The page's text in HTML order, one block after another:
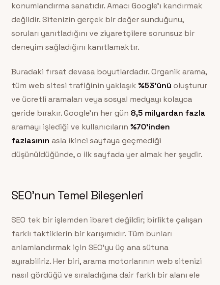
konumlandırma sanatıdır. Amacı Google’ı kandırmak
değildir. Sitenizin gerçek bir değer sunduğunu,
soruları yanıtladığını ve ziyaretçilere sorunsuz bir
deneyim sağladığını kanıtlamaktır.
Buradaki fırsat devasa boyutlardadır. Organik arama,
tüm web sitesi trafiğinin yaklaşık %53’ünü oluşturur
ve ücretli aramaları veya sosyal medyayı kolayca
geride bırakır. Google’ın her gün 8,5 milyardan fazla
aramayı işlediği ve kullanıcıların %70’inden
fazlasının asla ikinci sayfaya geçmediği
düşünüldüğünde, o ilk sayfada yer almak her şeydir.
SEO’nun Temel Bileşenleri
SEO tek bir işlemden ibaret değildir; birlikte çalışan
farklı taktiklerin bir karışımıdır. Tüm bunları
anlamlandırmak için SEO’yu üç ana sütuna
ayırabiliriz. Her biri, arama motorlarının web sitenizi
nasıl gördüğü ve sıraladığına dair farklı bir alanı ele